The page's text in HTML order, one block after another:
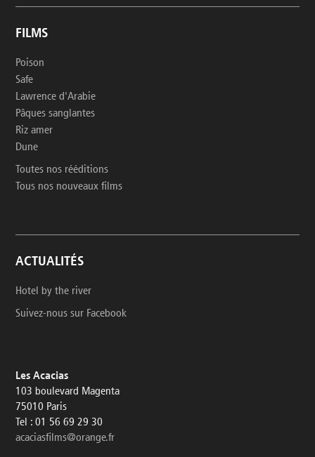
FILMS
Poison
Safe
Lawrence d'Arabie
Pâques sanglantes
Riz amer
Dune
Toutes nos rééditions
Tous nos nouveaux films
ACTUALITÉS
Hotel by the river
Suivez-nous sur Facebook
Les Acacias
103 boulevard Magenta
75010 Paris
Tel : 01 56 69 29 30
acaciasfilms@orange.fr